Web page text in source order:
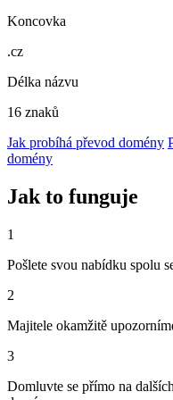
Koncovka
.cz
Délka názvu
16 znaků
Jak probíhá převod domény
domény
Jak to funguje
1
Pošlete svou nabídku spolu
2
Majitele okamžitě
3
Domluvte se přímo na